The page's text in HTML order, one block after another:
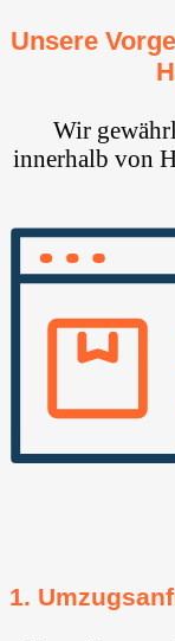
Unsere
Wir
innerhalb von
1.